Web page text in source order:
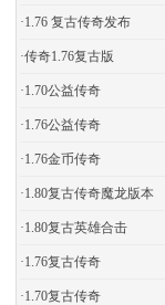
·1.76 复古传奇发布
·传奇1.76复古版
·1.70公益传奇
·1.76公益传奇
·1.76金币传奇
·1.80复古传奇魔龙版本
·1.80复古英雄合击
·1.76复古传奇
·1.70复古传奇